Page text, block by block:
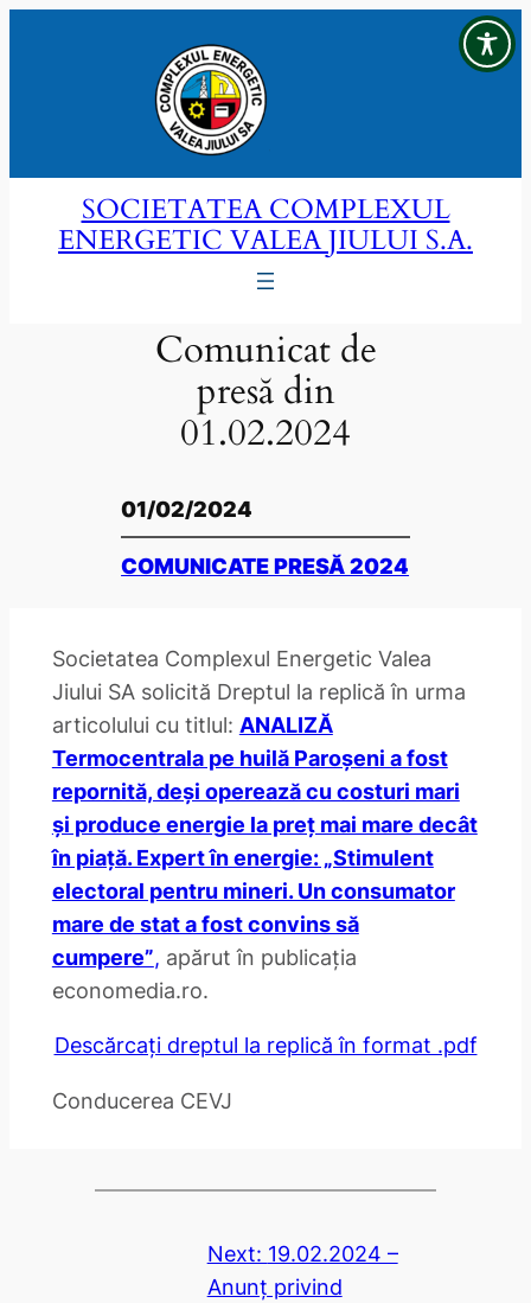
SOCIETATEA COMPLEXUL
ENERGETIC VALEA JIULUI S.A.
Comunicat de
presă din
01.02.2024
01/02/2024
COMUNICATE PRESĂ 2024
Societatea Complexul Energetic Valea
Jiului SA solicită Dreptul la replică în urma
articolului cu titlul: ANALIZĂ
Termocentrala pe huilă Paroșeni a fost
repornită, deși operează cu costuri mari
și produce energie la preț mai mare decât
în piață. Expert în energie: „Stimulent
electoral pentru mineri. Un consumator
mare de stat a fost convins să
cumpere”, apărut în publicația
economedia.ro.
Descărcați dreptul la replică în format .pdf
Conducerea CEVJ
Next: 19.02.2024 –
Anunţ privind